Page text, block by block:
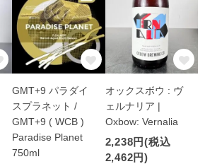
GMT+9 パラダイ
スプラネット /
GMT+9 ( WCB )
Paradise Planet
750ml
オックスボウ : ヴ
ェルナリア |
Oxbow: Vernalia
2,238円(税込
2,462円)